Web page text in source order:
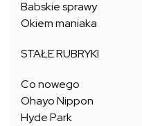
Babskie sprawy
Okiem maniaka
STAŁE RUBRYKI
Co nowego
Ohayo Nippon
Hyde Park